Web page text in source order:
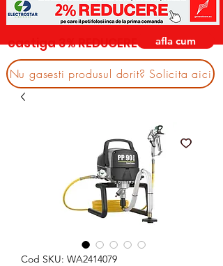
castiga 3% REDUCERE afla cum
Nu gasesti produsul dorit? Solicita aici
Cod SKU: WA2414079